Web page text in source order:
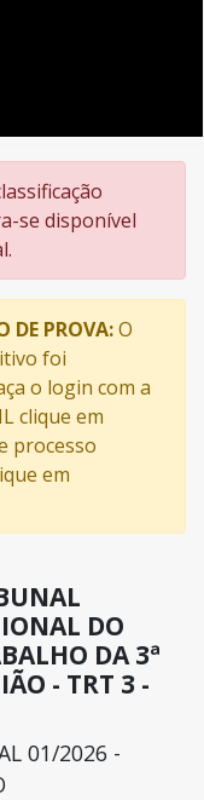
se disponível
DE PROVA:O
foi
o login com a
clique em
processo
em
DO
DA 3ª
- TRT 3 -
01/2026 -